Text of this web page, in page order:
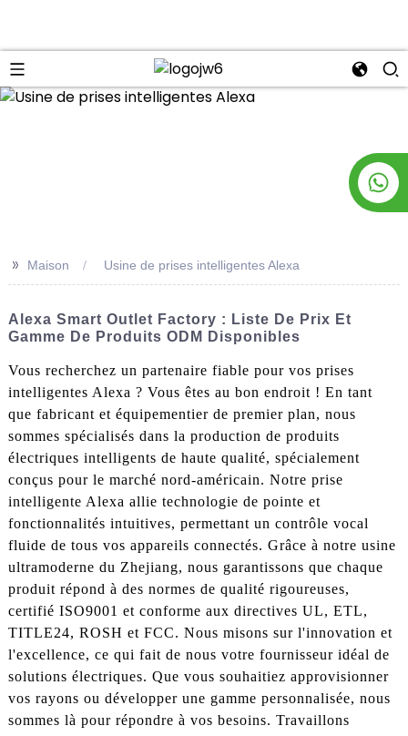
>> Maison Usine de prises intelligentes Alexa
Alexa Smart Outlet Factory : Liste De Prix Et
Gamme De Produits ODM Disponibles
Vous recherchez un partenaire fiable pour vos prises
intelligentes Alexa ? Vous êtes au bon endroit ! En tant
que fabricant et équipementier de premier plan, nous
sommes spécialisés dans la production de produits
électriques intelligents de haute qualité, spécialement
conçus pour le marché nord-américain. Notre prise
intelligente Alexa allie technologie de pointe et
fonctionnalités intuitives, permettant un contrôle vocal
fluide de tous vos appareils connectés. Grâce à notre usine
ultramoderne du Zhejiang, nous garantissons que chaque
produit répond à des normes de qualité rigoureuses,
certifié ISO9001 et conforme aux directives UL, ETL,
TITLE24, ROSH et FCC. Nous misons sur l'innovation et
l'excellence, ce qui fait de nous votre fournisseur idéal de
solutions électriques. Que vous souhaitiez approvisionner
vos rayons ou développer une gamme personnalisée, nous
sommes là pour répondre à vos besoins. Travaillons